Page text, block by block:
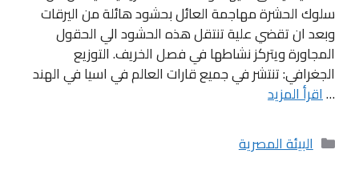
سلوك الحشرة مهاجمة العائل بحشود هائلة من اليرقات
وبعد ان تقضي علية تنتقل هذه الحشود الي الحقول
المجاورة ويتركز نشاطها في فصل الخريف. التوزيع
الجغرافي: تنتشر في جميع قارات العالم في اسيا في الهند
…اقرأ المزيد
التصنيفات
البيئة المصرية